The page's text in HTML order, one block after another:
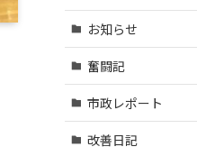
お知らせ
奮闘記
市政レポート
改善日記